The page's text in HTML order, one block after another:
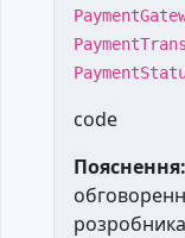
code
Пояснення: